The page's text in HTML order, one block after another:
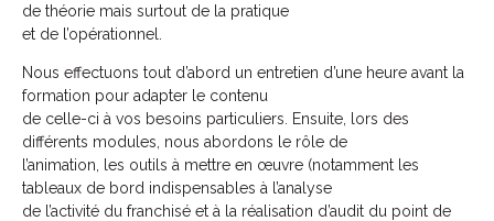
de théorie mais surtout de la pratique
et de l’opérationnel.
Nous effectuons tout d’abord un entretien d’une heure avant la
formation pour adapter le contenu
de celle-ci à vos besoins particuliers. Ensuite, lors des
différents modules, nous abordons le rôle de
l’animation, les outils à mettre en œuvre (notamment les
tableaux de bord indispensables à l’analyse
de l’activité du franchisé et à la réalisation d’audit du point de